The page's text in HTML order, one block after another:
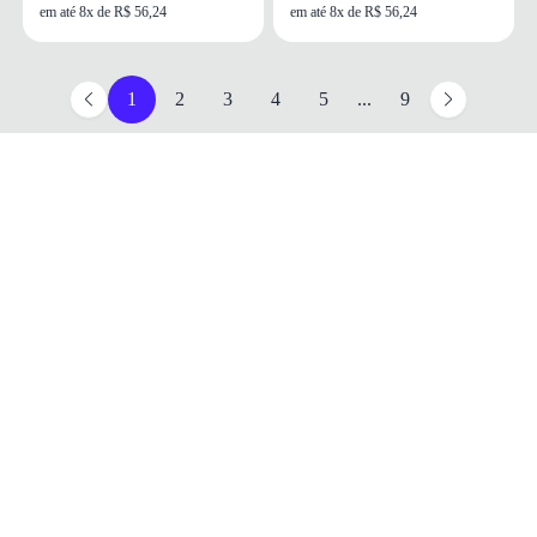
em até 8x de R$ 56,24 em até 8x de R$ 56,24
1 2 3 4 5 ... 9